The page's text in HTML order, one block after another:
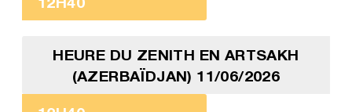
HEURE DU ZENITH EN ARTSAKH
(AZERBAÏDJAN) 11/06/2026